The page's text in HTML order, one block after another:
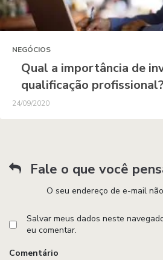
NEGÓCIOS
Qual a importância de
qualificação profissional?
24/09/2020
Fale o que você
O seu endereço de e-mail
Salvar meus dados neste
eu comentar.
Comentário